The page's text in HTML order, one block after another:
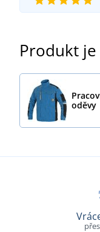
Produkt
oděvy